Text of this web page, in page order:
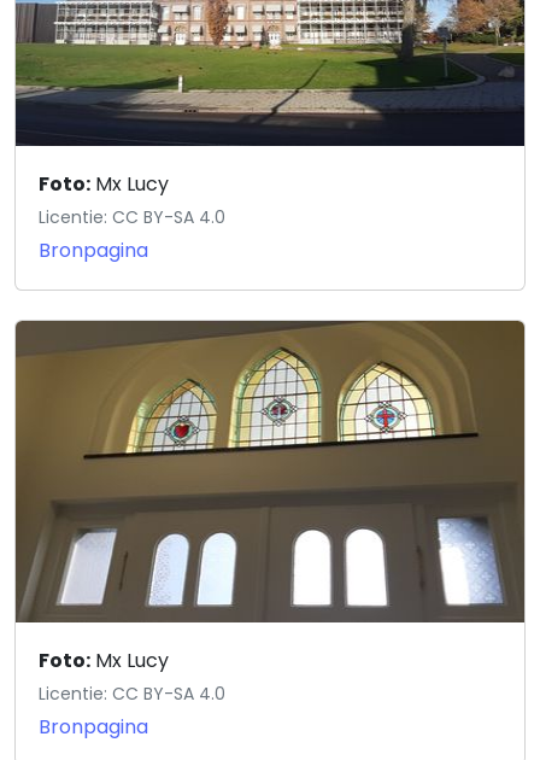
Foto: Mx Lucy
Licentie: CC BY-SA 4.0
Bronpagina
Foto: Mx Lucy
Licentie: CC BY-SA 4.0
Bronpagina